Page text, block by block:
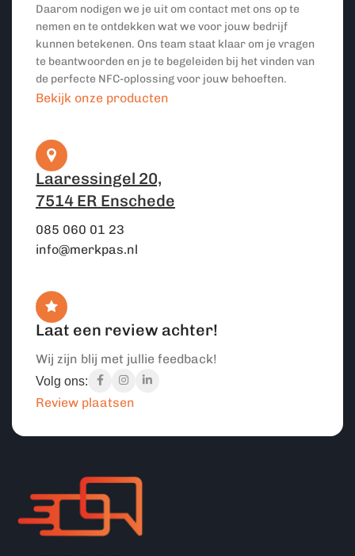
Daarom nodigen we je uit om contact met ons op te
nemen en te ontdekken wat we voor jouw bedrijf
kunnen betekenen. Ons team staat klaar om je vragen
te beantwoorden en je te begeleiden bij het vinden van
de perfecte NFC-oplossing voor jouw behoeften.
Bekijk onze producten
Laaressingel 20,
7514 ER Enschede
085 060 01 23
info@merkpas.nl
Laat een review achter!
Wij zijn blij met jullie feedback!
Volg ons:
Review plaatsen